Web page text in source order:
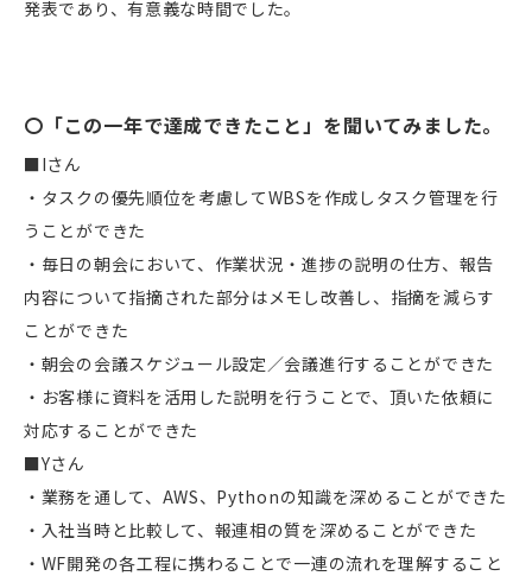
発表であり、有意義な時間でした。
〇「この一年で達成できたこと」を聞いてみました。
■Iさん
・タスクの優先順位を考慮してWBSを作成しタスク管理を行
うことができた
・毎日の朝会において、作業状況・進捗の説明の仕方、報告
内容について指摘された部分はメモし改善し、指摘を減らす
ことができた
・朝会の会議スケジュール設定／会議進行することができた
・お客様に資料を活用した説明を行うことで、頂いた依頼に
対応することができた
■Yさん
・業務を通して、AWS、Pythonの知識を深めることができた
・入社当時と比較して、報連相の質を深めることができた
・WF開発の各工程に携わることで一連の流れを理解すること